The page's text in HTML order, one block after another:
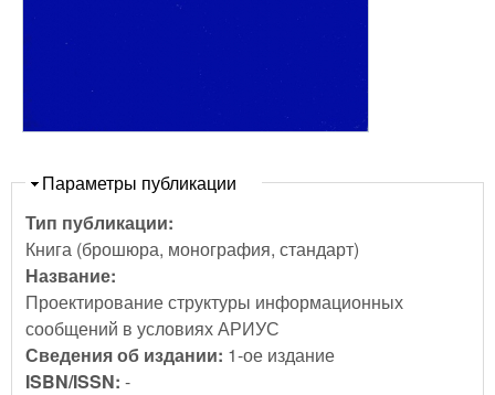
Скрыть
Параметры публикации
Тип публикации:
Книга (брошюра, монография, стандарт)
Название:
Проектирование структуры информационных
сообщений в условиях АРИУС
Сведения об издании: 1-ое издание
ISBN/ISSN: -